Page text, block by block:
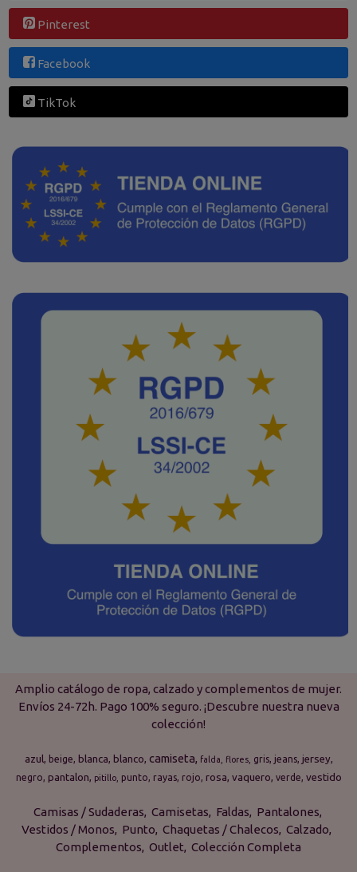
Pinterest
Facebook
TikTok
Amplio catálogo de ropa, calzado y complementos de mujer.
Envíos 24-72h. Pago 100% seguro. ¡Descubre nuestra nueva
colección!
azul beige blanca blanco camiseta falda flores gris jeans jersey
negro pantalon pitillo punto rayas rojo rosa vaquero verde vestido
Camisas / Sudaderas Camisetas Faldas
Pantalones
Vestidos / Monos
Punto Chaquetas / Chalecos Calzado
Complementos Outlet Colección Completa